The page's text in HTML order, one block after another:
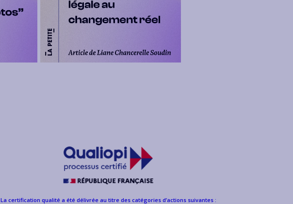
La certification qualité a été délivrée au titre des catégories d’actions suivantes :